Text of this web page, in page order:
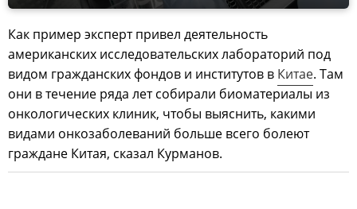
Как пример эксперт привел деятельность
американских исследовательских лабораторий под
видом гражданских фондов и институтов в Китае. Там
они в течение ряда лет собирали биоматериалы из
онкологических клиник, чтобы выяснить, какими
видами онкозаболеваний больше всего болеют
граждане Китая, сказал Курманов.